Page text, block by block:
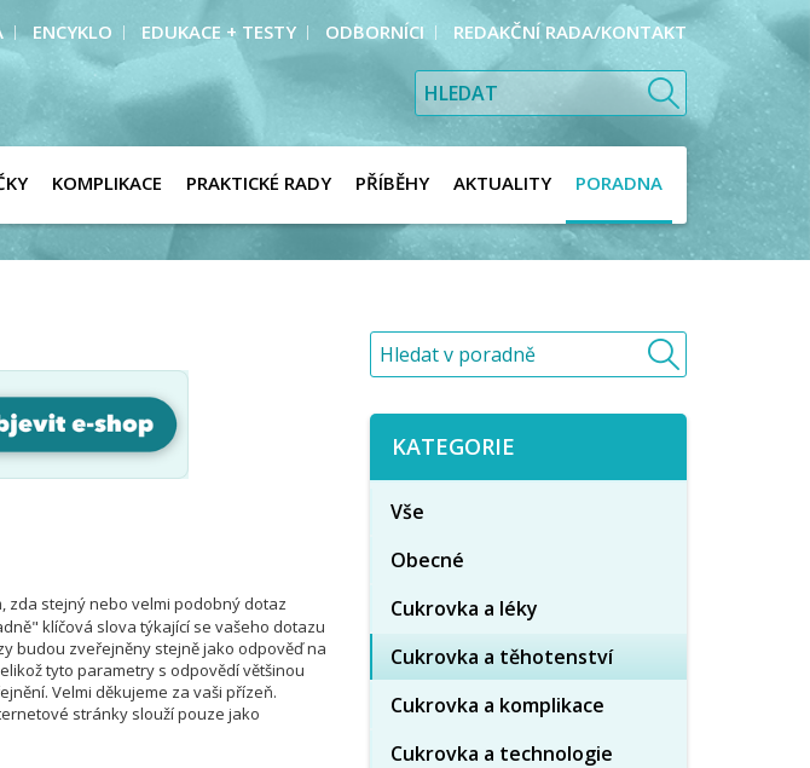
ENCYKLO EDUKACE + TESTY ODBORNÍCI REDAKČNÍ RADA/KONTAKT
KOMPLIKACE PRAKTICKÉ RADY PŘÍBĚHY AKTUALITY PORADNA
zda stejný nebo velmi podobný dotaz
klíčová slova týkající se vašeho dotazu
budou zveřejněny stejně jako odpověď na
tyto parametry s odpovědí většinou
Velmi děkujeme za vaši přízeň.
stránky slouží pouze jako
KATEGORIE
Vše
Obecné
Cukrovka a léky
Cukrovka a těhotenství
Cukrovka a komplikace
Cukrovka a technologie